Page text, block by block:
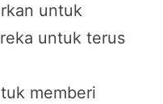
untuk
untuk terus
memberi